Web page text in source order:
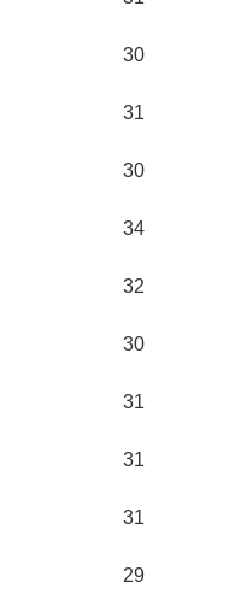
30
31
30
34
32
30
31
31
31
29